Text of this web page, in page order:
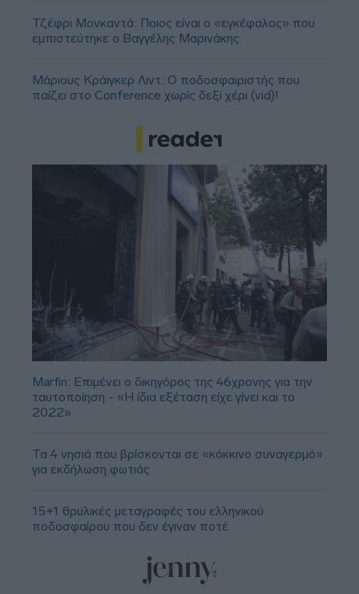
Τζέφρι Μονκαντά: Ποιος είναι ο «εγκέφαλος» που
εμπιστεύτηκε ο Βαγγέλης Μαρινάκης
Μάριους Κράιγκερ Λιντ: Ο ποδοσφαιριστής που
παίζει στο Conference χωρίς δεξί χέρι (vid)!
Marfin: Επιμένει ο δικηγόρος της 46χρονης για την
ταυτοποίηση - «Η ίδια εξέταση είχε γίνει και το
2022»
Τα 4 νησιά που βρίσκονται σε «κόκκινο συναγερμό»
για εκδήλωση φωτιάς
15+1 θρυλικές μεταγραφές του ελληνικού
ποδοσφαίρου που δεν έγιναν ποτέ